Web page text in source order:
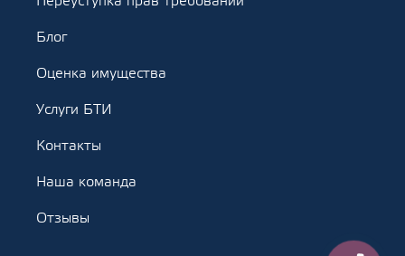
Блог
Оценка имущества
Услуги БТИ
Контакты
Наша команда
Отзывы